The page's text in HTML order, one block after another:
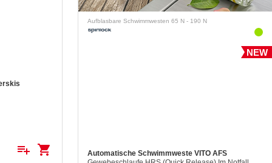
playlist_add shopping_cart
Aufblasbare Schwimmwesten 65 N - 190 N
NEW
Automatische Schwimmweste VITO AFS